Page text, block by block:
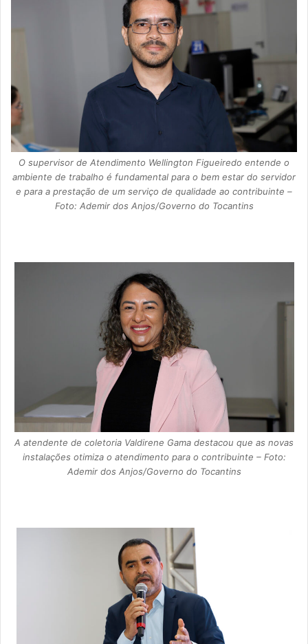
O supervisor de Atendimento Wellington Figueiredo entende o
ambiente de trabalho é fundamental para o bem estar do servidor
e para a prestação de um serviço de qualidade ao contribuinte –
Foto: Ademir dos Anjos/Governo do Tocantins
A atendente de coletoria Valdirene Gama destacou que as novas
instalações otimiza o atendimento para o contribuinte – Foto:
Ademir dos Anjos/Governo do Tocantins